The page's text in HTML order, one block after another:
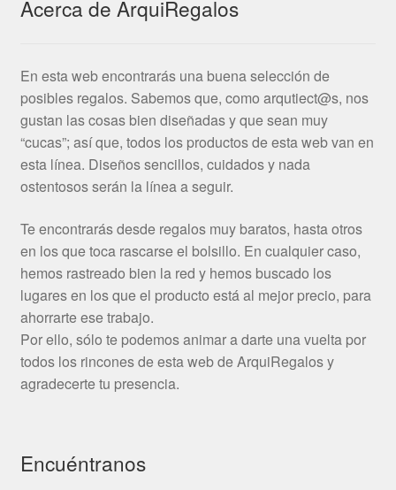
Acerca de ArquiRegalos
En esta web encontrarás una buena selección de
posibles regalos. Sabemos que, como arqutiect@s, nos
gustan las cosas bien diseñadas y que sean muy
“cucas”; así que, todos los productos de esta web van en
esta línea. Diseños sencillos, cuidados y nada
ostentosos serán la línea a seguir.
Te encontrarás desde regalos muy baratos, hasta otros
en los que toca rascarse el bolsillo. En cualquier caso,
hemos rastreado bien la red y hemos buscado los
lugares en los que el producto está al mejor precio, para
ahorrarte ese trabajo.
Por ello, sólo te podemos animar a darte una vuelta por
todos los rincones de esta web de ArquiRegalos y
agradecerte tu presencia.
Encuéntranos